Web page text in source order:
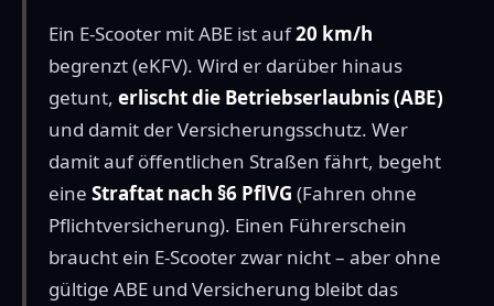
Ein E-Scooter mit ABE ist auf20 km/h
begrenzt (eKFV). Wird er darüber hinaus
getunt, erlischt die Betriebserlaubnis (ABE)
und damit der Versicherungsschutz. Wer
damit auf öffentlichen Straßen fährt, begeht
eine Straftat nach §6 PflVG (Fahren ohne
Pflichtversicherung). Einen Führerschein
braucht ein E-Scooter zwar nicht – aber ohne
gültige ABE und Versicherung bleibt das